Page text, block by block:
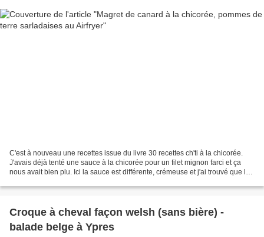
C'est à nouveau une recettes issue du livre 30 recettes ch'ti à la chicorée.
J'avais déjà tenté une sauce à la chicorée pour un filet mignon farci et ça
nous avait bien plu. Ici la sauce est différente, crémeuse et j'ai trouvé que la
Croque à cheval façon welsh (sans bière) -
balade belge à Ypres